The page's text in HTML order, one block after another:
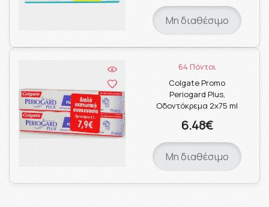
Μη διαθέσιμο
64 Πόντοι
Colgate Promo
Periogard Plus,
Οδοντόκρεμα 2x75 ml
6.48€
Μη διαθέσιμο